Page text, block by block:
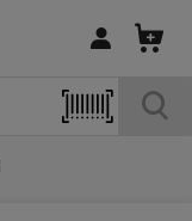
Logi sisse /